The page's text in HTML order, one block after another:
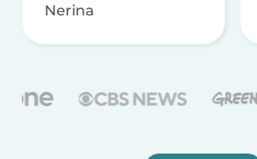
Nerina